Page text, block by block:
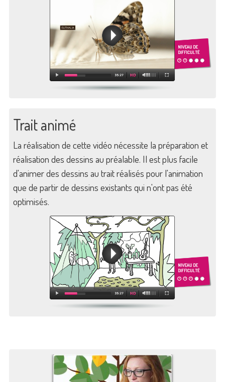
Trait animé
La réalisation de cette vidéo nécessite la préparation et
réalisation des dessins au préalable. Il est plus facile
d'animer des dessins au trait réalisés pour l'animation
que de partir de dessins existants qui n'ont pas été
optimisés.